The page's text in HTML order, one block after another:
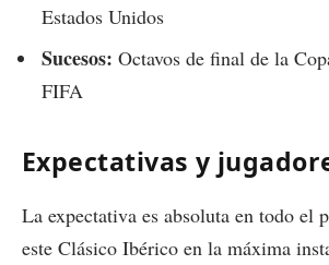
Estados Unidos
Sucesos: Octavos de final de la
FIFA
Expectativas y
La expectativa es absoluta en todo el
este Clásico Ibérico en la máxima